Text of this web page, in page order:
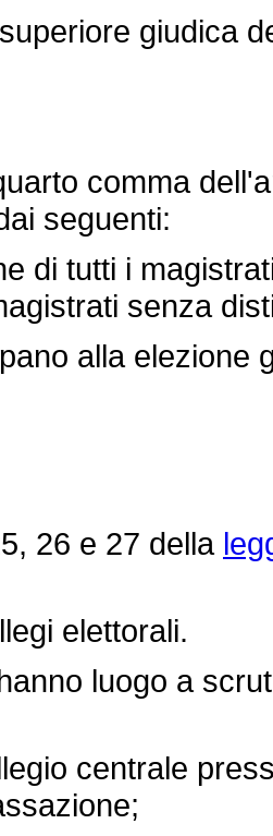
giudica
comma
seguenti:
di tutti i
senza
alla elezione
26 e 27 della
elettorali.
luogo a
centrale